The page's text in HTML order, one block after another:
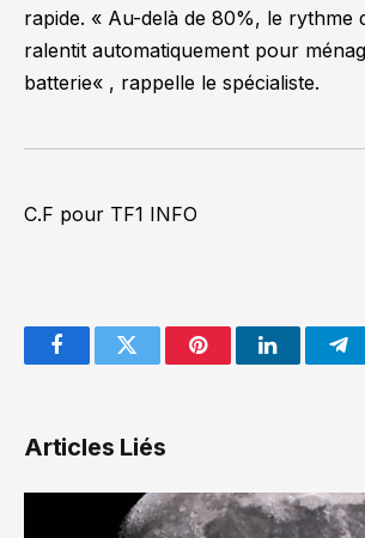
rapide. « Au-delà de 80%, le rythme
ralentit automatiquement pour
batterie« , rappelle le spécialiste.
C.F pour TF1 INFO
FacebookTwitter PinterestLinkedIn
Articles Liés